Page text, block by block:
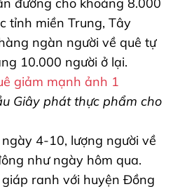
tỉnh miền Trung, Tây
ngàn người về quê tự
10.000 người ở lại.
Giây phát thực phẩm cho
4-10, lượng người về
như ngày hôm qua.
ranh với huyện Đồng